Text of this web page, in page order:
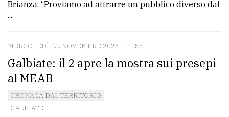
Brianza. “Proviamo ad attrarre un pubblico diverso dal
...
MERCOLEDÌ, 22 NOVEMBRE 2023 - 11:53
Galbiate: il 2 apre la mostra sui presepi
al MEAB
CRONACA DAL TERRITORIO
GALBIATE